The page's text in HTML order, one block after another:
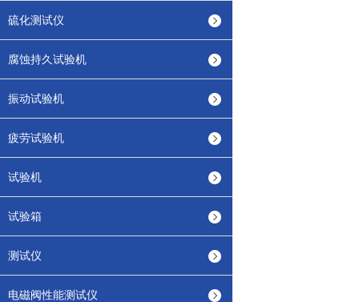
硫化测试仪
腐蚀持久试验机
振动试验机
疲劳试验机
试验机
试验箱
测试仪
电磁阀性能测试仪